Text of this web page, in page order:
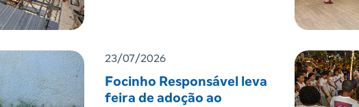
23/07/2026
Focinho Responsável leva
feira de adoção ao